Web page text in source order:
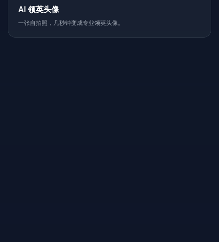
AI 领英头像
一张自拍照，几秒钟变成专业领英头像。